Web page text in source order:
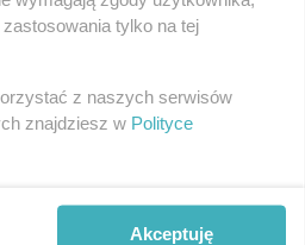
tylko na tej
z naszych serwisów
znajdziesz w Polityce
Akceptuję